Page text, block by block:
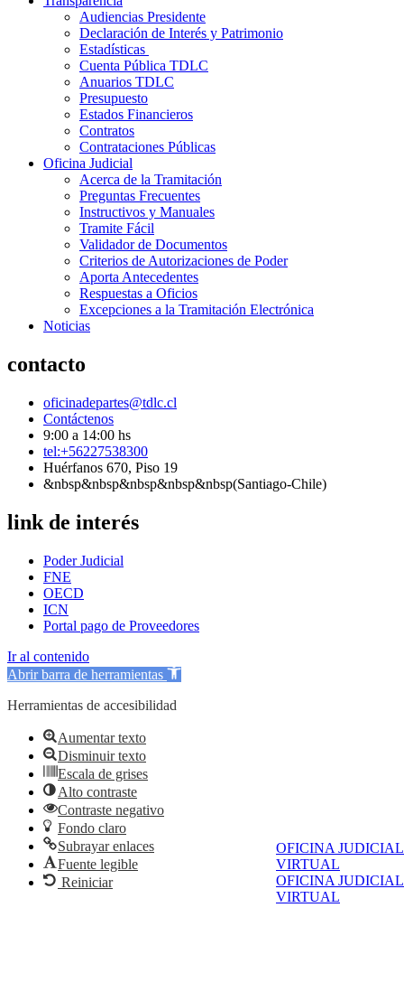
OFICINA JUDICIAL
VIRTUAL
OFICINA JUDICIAL
VIRTUAL
Audiencias Presidente
Declaración de Interés y Patrimonio
Estadísticas
Cuenta Pública TDLC
Anuarios TDLC
Presupuesto
Estados Financieros
Contratos
Contrataciones Públicas
Oficina Judicial
Acerca de la Tramitación
Preguntas Frecuentes
Instructivos y Manuales
Tramite Fácil
Validador de Documentos
Criterios de Autorizaciones de Poder
Aporta Antecedentes
Respuestas a Oficios
Excepciones a la Tramitación Electrónica
Noticias
contacto
oficinadepartes@tdlc.cl
Contáctenos
9:00 a 14:00 hs
tel:+56227538300
Huérfanos 670, Piso 19
&nbsp&nbsp&nbsp&nbsp&nbsp(Santiago-Chile)
link de interés
Poder Judicial
FNE
OECD
ICN
Portal pago de Proveedores
Ir al contenido
Abrir barra de herramientas
Herramientas de accesibilidad
Aumentar texto
Disminuir texto
Escala de grises
Alto contraste
Contraste negativo
Fondo claro
Subrayar enlaces
Fuente legible
Reiniciar